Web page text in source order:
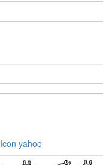
Icon yahoo